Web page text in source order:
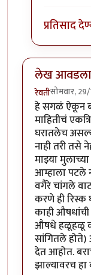
प्रतिसाद
लेख
रेवतीसोमवार,
हे सगळं ऐकून
माहितीचं
घरातलेच
नाही तरी तसे
माझ्या
आम्हाला पटले
वगैरे चांगले
करणे ही रिस्क
काही
औषधे हळूहळू
सांगितले
देत आहोत.
झाल्यावरच